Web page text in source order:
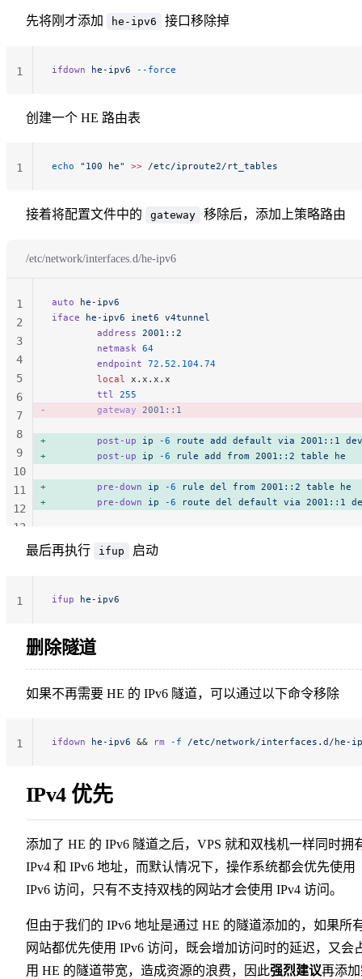
先将刚才添加 he-ipv6 接口移除掉
ifdown he-ipv6 --force
1
创建一个 HE 路由表
echo "100 he" >> /etc/iproute2/rt_tables
1
接着将配置文件中的 gateway 移除后，添加上策略路由
/etc/network/interfaces.d/he-ipv6
auto he-ipv6
iface he-ipv6 inet6 v4tunnel
        address
2001::2
        netmask
64
        endpoint
72.52.104.74
        local
x.x.x.x
        ttl
255
        gateway
2001::1
        post-up
ip -6 route add default via 2001::1
dev
        post-up
ip -6 rule add from 2001::2 table he
        pre-down
ip -6 rule del from 2001::2 table he
        pre-down
ip -6 route del default via 2001::1
1
2
3
4
5
6
7
8
9
10
11
12
13
最后再执行 ifup 启动
ifup he-ipv6
1
删除隧道
如果不再需要 HE 的 IPv6 隧道，可以通过以下命令移除
ifdown he-ipv6 && rm -f /etc/network/interfaces.d/he-
1
IPv4 优先
添加了 HE 的 IPv6 隧道之后，VPS 就和双栈机一样同时拥
IPv4 和 IPv6 地址，而默认情况下，操作系统都会优先使用
IPv6 访问，只有不支持双栈的网站才会使用 IPv4 访问。
但由于我们的 IPv6 地址是通过 HE 的隧道添加的，如果所
网站都优先使用 IPv6 访问，既会增加访问时的延迟，又会
用 HE 的隧道带宽，造成资源的浪费，因此强烈建议再添